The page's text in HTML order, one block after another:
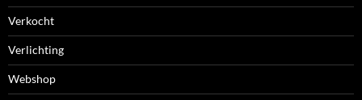
Verkocht
Verlichting
Webshop